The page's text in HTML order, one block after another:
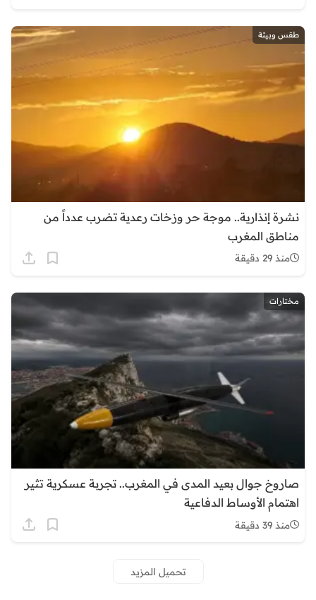
طقس وبيئة
نشرة إنذارية.. موجة حر وزخات رعدية تضرب عدداً من
مناطق المغرب
منذ 29 دقيقة
مختارات
صاروخ جوال بعيد المدى في المغرب.. تجربة عسكرية تثير
اهتمام الأوساط الدفاعية
منذ 39 دقيقة
تحميل المزيد